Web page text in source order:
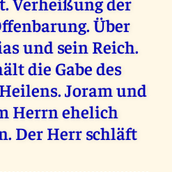
Über
und sein Reich.
die Gabe des
Joram und
Herrn ehelich
Der Herr schläft